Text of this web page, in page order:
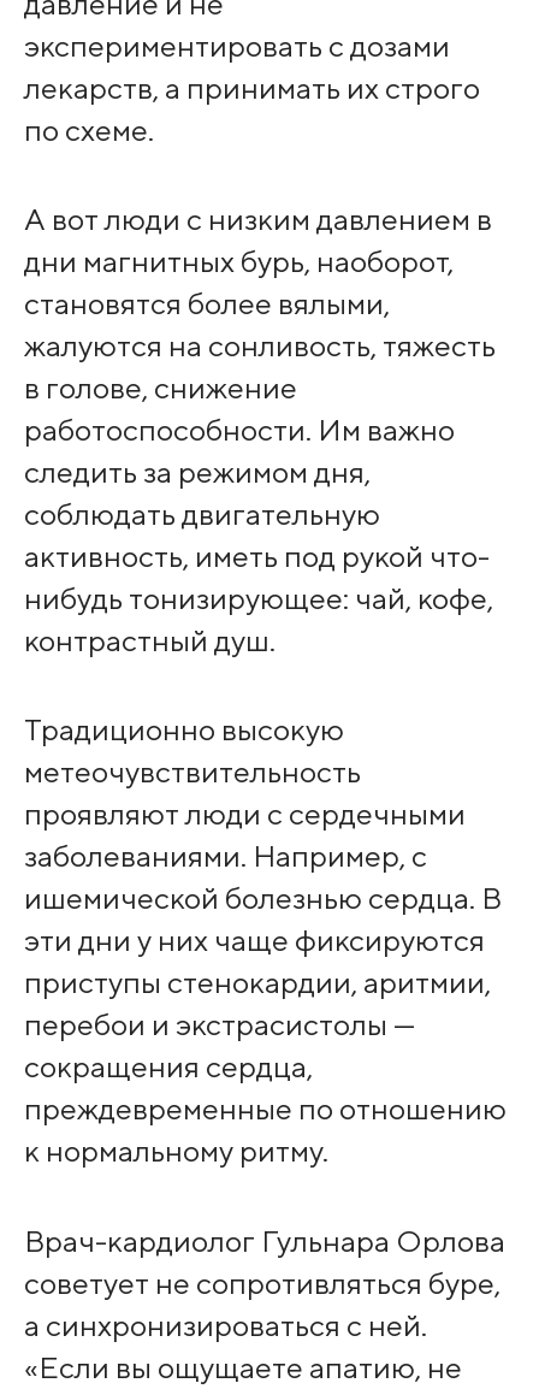
экспериментировать с дозами
лекарств, а принимать их строго
по схеме.
А вот люди с низким давлением в
дни магнитных бурь, наоборот,
становятся более вялыми,
жалуются на сонливость, тяжесть
в голове, снижение
работоспособности. Им важно
следить за режимом дня,
соблюдать двигательную
активность, иметь под рукой что-
нибудь тонизирующее: чай, кофе,
контрастный душ.
Традиционно высокую
метеочувствительность
проявляют люди с сердечными
заболеваниями. Например, с
ишемической болезнью сердца. В
эти дни у них чаще фиксируются
приступы стенокардии, аритмии,
перебои и экстрасистолы —
сокращения сердца,
преждевременные по отношению
к нормальному ритму.
Врач-кардиолог Гульнара Орлова
советует не сопротивляться буре,
а синхронизироваться с ней.
«Если вы ощущаете апатию, не